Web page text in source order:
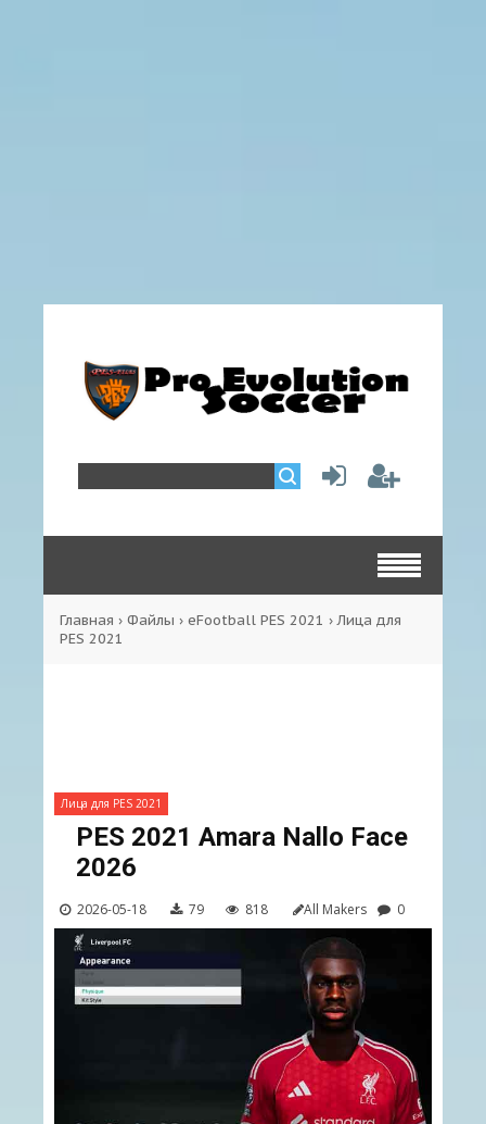
Главная › Файлы › eFootball PES 2021 ›Лица для
PES 2021
Лица для PES 2021
PES 2021 Amara Nallo Face
2026
2026-05-18 79 818 All Makers 0